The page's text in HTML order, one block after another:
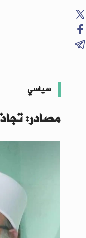
سياسي
مصادر: